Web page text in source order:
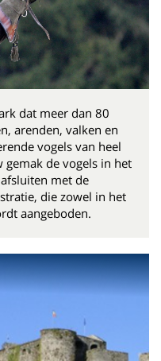
dat meer dan 80
arenden, valken en
vogels van heel
de vogels in het
met de
die zowel in het
aangeboden.